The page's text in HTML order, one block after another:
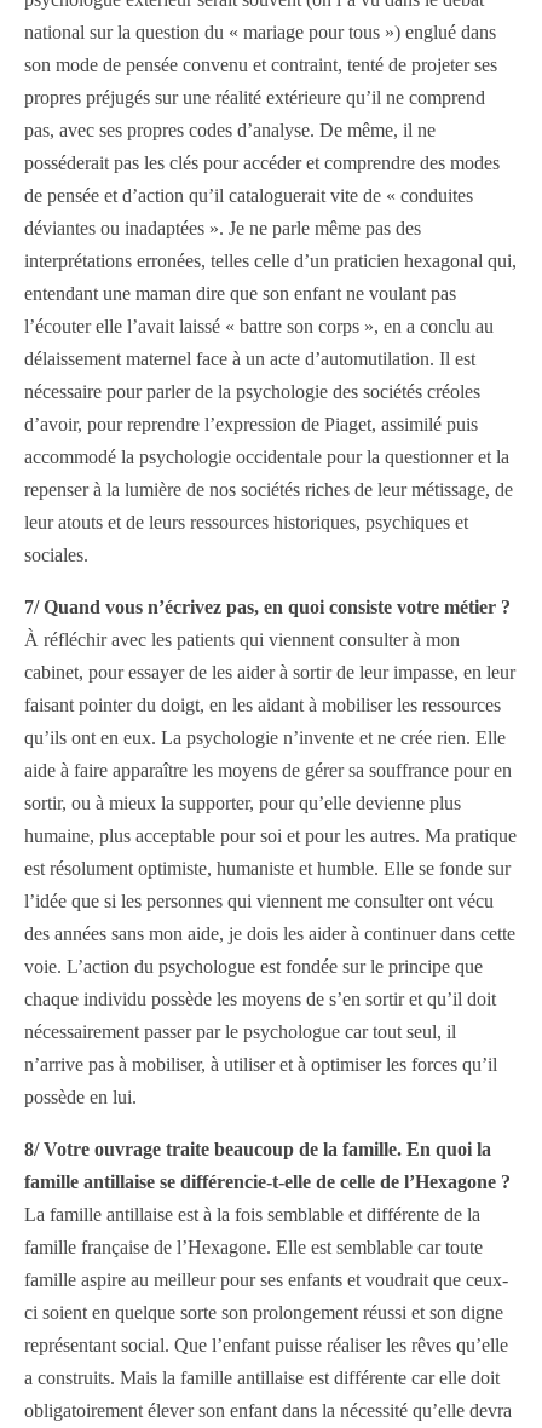
national sur la question du « mariage pour tous ») englué dans
son mode de pensée convenu et contraint, tenté de projeter ses
propres préjugés sur une réalité extérieure qu’il ne comprend
pas, avec ses propres codes d’analyse. De même, il ne
posséderait pas les clés pour accéder et comprendre des modes
de pensée et d’action qu’il cataloguerait vite de « conduites
déviantes ou inadaptées ». Je ne parle même pas des
interprétations erronées, telles celle d’un praticien hexagonal qui,
entendant une maman dire que son enfant ne voulant pas
l’écouter elle l’avait laissé « battre son corps », en a conclu au
délaissement maternel face à un acte d’automutilation. Il est
nécessaire pour parler de la psychologie des sociétés créoles
d’avoir, pour reprendre l’expression de Piaget, assimilé puis
accommodé la psychologie occidentale pour la questionner et la
repenser à la lumière de nos sociétés riches de leur métissage, de
leur atouts et de leurs ressources historiques, psychiques et
sociales.
7/ Quand vous n’écrivez pas, en quoi consiste votre métier ?
À réfléchir avec les patients qui viennent consulter à mon
cabinet, pour essayer de les aider à sortir de leur impasse, en leur
faisant pointer du doigt, en les aidant à mobiliser les ressources
qu’ils ont en eux. La psychologie n’invente et ne crée rien. Elle
aide à faire apparaître les moyens de gérer sa souffrance pour en
sortir, ou à mieux la supporter, pour qu’elle devienne plus
humaine, plus acceptable pour soi et pour les autres. Ma pratique
est résolument optimiste, humaniste et humble. Elle se fonde sur
l’idée que si les personnes qui viennent me consulter ont vécu
des années sans mon aide, je dois les aider à continuer dans cette
voie. L’action du psychologue est fondée sur le principe que
chaque individu possède les moyens de s’en sortir et qu’il doit
nécessairement passer par le psychologue car tout seul, il
n’arrive pas à mobiliser, à utiliser et à optimiser les forces qu’il
possède en lui.
8/ Votre ouvrage traite beaucoup de la famille. En quoi la
famille antillaise se différencie-t-elle de celle de l’Hexagone ?
La famille antillaise est à la fois semblable et différente de la
famille française de l’Hexagone. Elle est semblable car toute
famille aspire au meilleur pour ses enfants et voudrait que ceux-
ci soient en quelque sorte son prolongement réussi et son digne
représentant social. Que l’enfant puisse réaliser les rêves qu’elle
a construits. Mais la famille antillaise est différente car elle doit
obligatoirement élever son enfant dans la nécessité qu’elle devra